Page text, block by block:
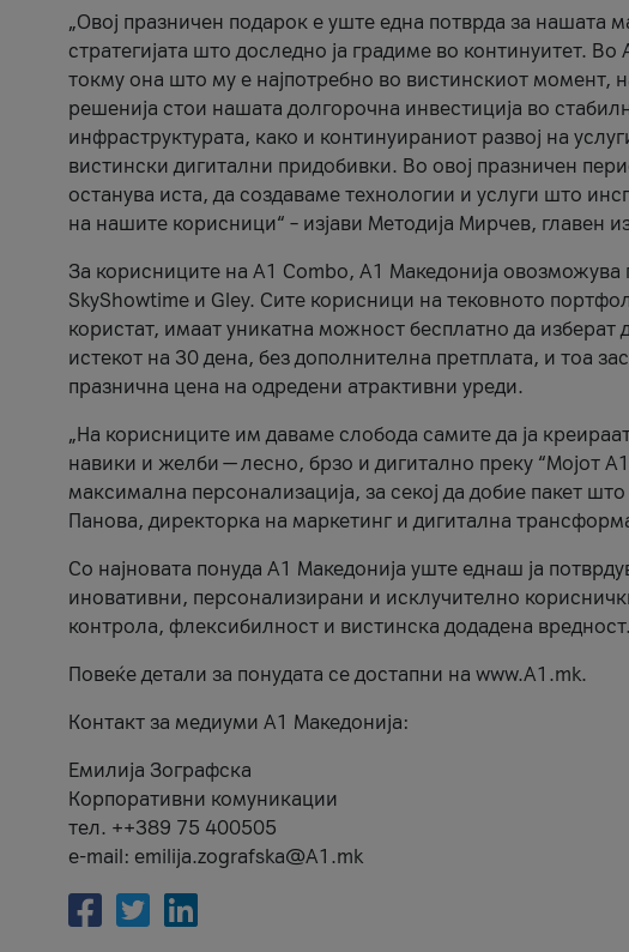
„Овој празничен подарок е уште една потврда за нашата
стратегијата што доследно ја градиме во континуитет.
токму она што му е најпотребно во вистинскиот момент,
решенија стои нашата долгорочна инвестиција во
инфраструктурата, како и континуираниот развој на
вистински дигитални придобивки. Во овој празничен
останува иста, да создаваме технологии и услуги што
на нашите корисници“ – изјави Методија Мирчев, главен
За корисниците на A1 Combo, А1 Македонија овозможува
SkyShowtime и Gley. Сите корисници на тековното
користат, имаат уникатна можност бесплатно да
истекот на 30 дена, без дополнителна претплата, и тоа
празнична цена на одредени атрактивни уреди.
„На корисниците им даваме слобода самите да ја
навики и желби — лесно, брзо и дигитално преку “Мојот
максимална персонализација, за секој да добие пакет
Панова, директорка на маркетинг и дигитална
Со најновата понуда А1 Македонија уште еднаш ја
иновативни, персонализирани и исклучително
контрола, флексибилност и вистинска додадена вредност.
Повеќе детали за понудата се достапни на www.А1.mk.
Контакт за медиуми А1 Македонија:
Емилија Зографска
Корпоративни комуникации
тел. ++389 75 400505
e-mail: emilija.zografska@A1.mk